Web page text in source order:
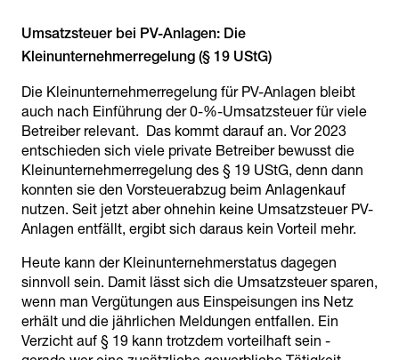
Umsatzsteuer bei PV-Anlagen: Die
Die Kleinunternehmerregelung für PV-Anlagen bleibt
auch nach Einführung der 0-%-Umsatzsteuer für viele
Betreiber relevant. Das kommt darauf an. Vor 2023
entschieden sich viele private Betreiber bewusst die
Kleinunternehmerregelung des § 19 UStG, denn dann
konnten sie den Vorsteuerabzug beim Anlagenkauf
nutzen. Seit jetzt aber ohnehin keine Umsatzsteuer PV-
Anlagen entfällt, ergibt sich daraus kein Vorteil mehr.
Heute kann der Kleinunternehmerstatus dagegen
sinnvoll sein. Damit lässt sich die Umsatzsteuer sparen,
wenn man Vergütungen aus Einspeisungen ins Netz
erhält und die jährlichen Meldungen entfallen. Ein
Verzicht auf § 19 kann trotzdem vorteilhaft sein -